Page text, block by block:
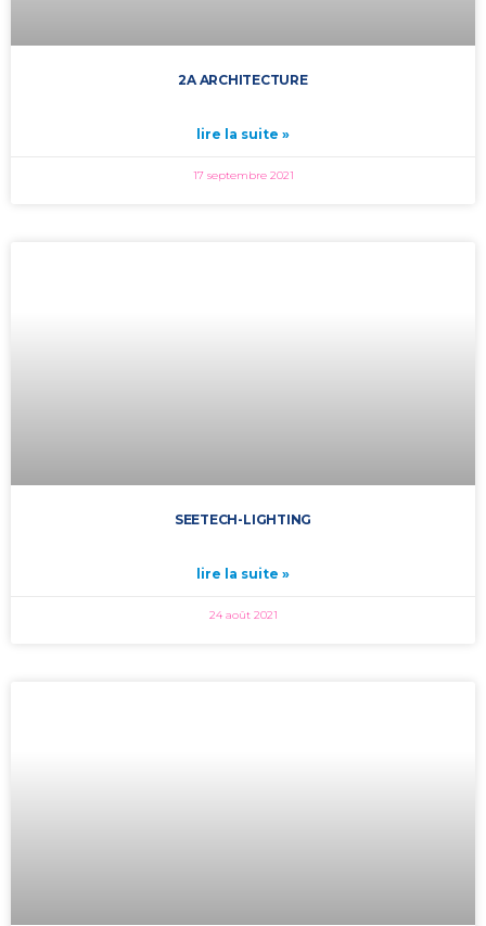
2A ARCHITECTURE
lire la suite »
17 septembre 2021
SEETECH-LIGHTING
lire la suite »
24 août 2021